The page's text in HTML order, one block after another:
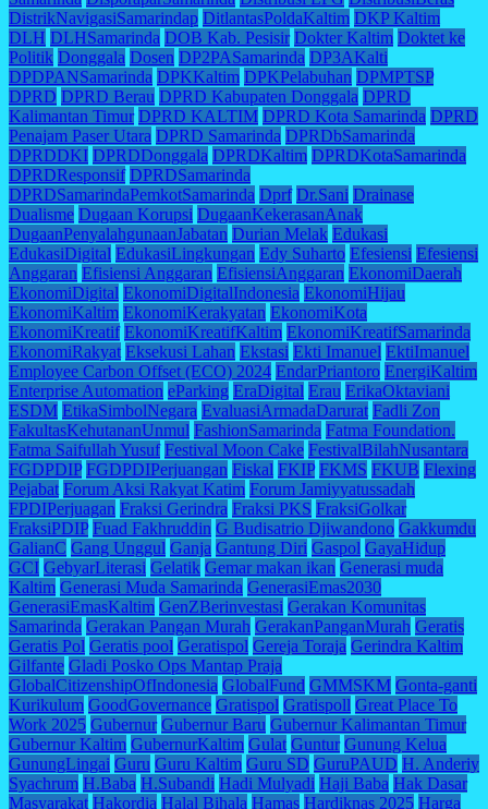
DistrikNavigasiSamarindap DitlantasPoldaKaltim DKP Kaltim
DLH DLHSamarinda DOB Kab. Pesisir Dokter Kaltim Doktet ke
Politik Donggala Dosen DP2PASamarinda DP3AKalti
DPDPANSamarinda DPKKaltim DPKPelabuhan DPMPTSP
DPRD DPRD Berau DPRD Kabupaten Donggala DPRD
Kalimantan Timur DPRD KALTIM DPRD Kota Samarinda DPRD
Penajam Paser Utara DPRD Samarinda DPRDbSamarinda
DPRDDKI DPRDDonggala DPRDKaltim DPRDKotaSamarinda
DPRDResponsif DPRDSamarinda
DPRDSamarindaPemkotSamarinda Dprf Dr.Sani Drainase
Dualisme Dugaan Korupsi DugaanKekerasanAnak
DugaanPenyalahgunaanJabatan Durian Melak Edukasi
EdukasiDigital EdukasiLingkungan Edy Suharto Efesiensi Efesiensi
Anggaran Efisiensi Anggaran EfisiensiAnggaran EkonomiDaerah
EkonomiDigital EkonomiDigitalIndonesia EkonomiHijau
EkonomiKaltim EkonomiKerakyatan EkonomiKota
EkonomiKreatif EkonomiKreatifKaltim EkonomiKreatifSamarinda
EkonomiRakyat Eksekusi Lahan Ekstasi Ekti Imanuel EktiImanuel
Employee Carbon Offset (ECO) 2024 EndarPriantoro EnergiKaltim
Enterprise Automation eParking EraDigital Erau ErikaOktaviani
ESDM EtikaSimbolNegara EvaluasiArmadaDarurat Fadli Zon
FakultasKehutananUnmul FashionSamarinda Fatma Foundation.
Fatma Saifullah Yusuf Festival Moon Cake FestivalBilahNusantara
FGDPDIP FGDPDIPerjuangan Fiskal FKIP FKMS FKUB Flexing
Pejabat Forum Aksi Rakyat Katim Forum Jamiyyatussadah
FPDIPerjuagan Fraksi Gerindra Fraksi PKS FraksiGolkar
FraksiPDIP Fuad Fakhruddin G Budisatrio Djiwandono Gakkumdu
GalianC Gang Unggul Ganja Gantung Diri Gaspol GayaHidup
GCI GebyarLiterasi Gelatik Gemar makan ikan Generasi muda
Kaltim Generasi Muda Samarinda GenerasiEmas2030
GenerasiEmasKaltim GenZBerinvestasi Gerakan Komunitas
Samarinda Gerakan Pangan Murah GerakanPanganMurah Geratis
Geratis Pol Geratis pool Geratispol Gereja Toraja Gerindra Kaltim
Gilfante Gladi Posko Ops Mantap Praja
GlobalCitizenshipOfIndonesia GlobalFund GMMSKM Gonta-ganti
Kurikulum GoodGovernance Gratispol Gratispoll Great Place To
Work 2025 Gubernur Gubernur Baru Gubernur Kalimantan Timur
Gubernur Kaltim GubernurKaltim Gulat Guntur Gunung Kelua
GunungLingai Guru Guru Kaltim Guru SD GuruPAUD H. Anderiy
Syachrum H.Baba H.Subandi Hadi Mulyadi Haji Baba Hak Dasar
Masyarakat Hakordia Halal Bihala Hamas Hardiknas 2025 Harga